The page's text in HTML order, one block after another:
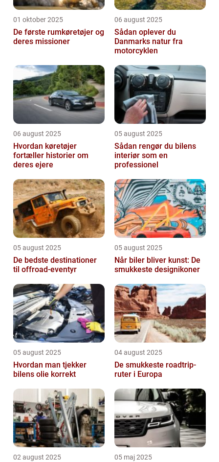
01 oktober 2025
De første rumkøretøjer og
deres missioner
06 august 2025
Sådan oplever du
Danmarks natur fra
motorcyklen
06 august 2025
Hvordan køretøjer
fortæller historier om
deres ejere
05 august 2025
Sådan rengør du bilens
interiør som en
professionel
05 august 2025
De bedste destinationer
til offroad-eventyr
05 august 2025
Når biler bliver kunst: De
smukkeste designikoner
05 august 2025
Hvordan man tjekker
bilens olie korrekt
04 august 2025
De smukkeste roadtrip-
ruter i Europa
02 august 2025 05 maj 2025